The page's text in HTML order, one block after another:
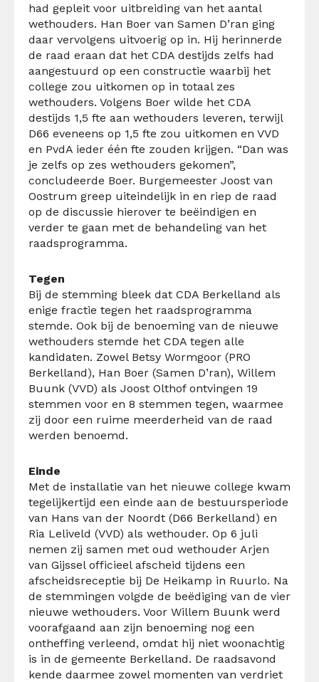
had gepleit voor uitbreiding van het aantal
wethouders. Han Boer van Samen D’ran ging
daar vervolgens uitvoerig op in. Hij herinnerde
de raad eraan dat het CDA destijds zelfs had
aangestuurd op een constructie waarbij het
college zou uitkomen op in totaal zes
wethouders. Volgens Boer wilde het CDA
destijds 1,5 fte aan wethouders leveren, terwijl
D66 eveneens op 1,5 fte zou uitkomen en VVD
en PvdA ieder één fte zouden krijgen. “Dan was
je zelfs op zes wethouders gekomen”,
concludeerde Boer. Burgemeester Joost van
Oostrum greep uiteindelijk in en riep de raad
op de discussie hierover te beëindigen en
verder te gaan met de behandeling van het
raadsprogramma.
Tegen
Bij de stemming bleek dat CDA Berkelland als
enige fractie tegen het raadsprogramma
stemde. Ook bij de benoeming van de nieuwe
wethouders stemde het CDA tegen alle
kandidaten. Zowel Betsy Wormgoor (PRO
Berkelland), Han Boer (Samen D’ran), Willem
Buunk (VVD) als Joost Olthof ontvingen 19
stemmen voor en 8 stemmen tegen, waarmee
zij door een ruime meerderheid van de raad
werden benoemd.
Einde
Met de installatie van het nieuwe college kwam
tegelijkertijd een einde aan de bestuursperiode
van Hans van der Noordt (D66 Berkelland) en
Ria Leliveld (VVD) als wethouder. Op 6 juli
nemen zij samen met oud wethouder Arjen
van Gijssel officieel afscheid tijdens een
afscheidsreceptie bij De Heikamp in Ruurlo. Na
de stemmingen volgde de beëdiging van de vier
nieuwe wethouders. Voor Willem Buunk werd
voorafgaand aan zijn benoeming nog een
ontheffing verleend, omdat hij niet woonachtig
is in de gemeente Berkelland. De raadsavond
kende daarmee zowel momenten van verdriet